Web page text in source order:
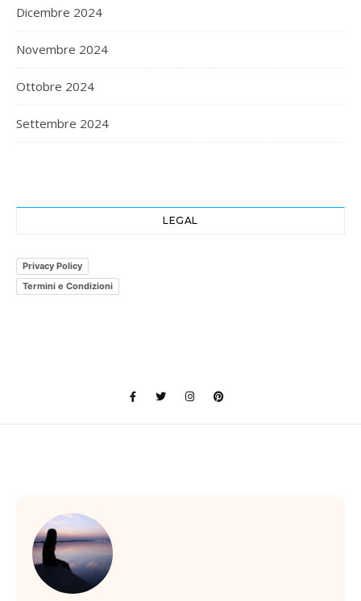
Dicembre 2024
Novembre 2024
Ottobre 2024
Settembre 2024
LEGAL
Privacy Policy
Termini e Condizioni